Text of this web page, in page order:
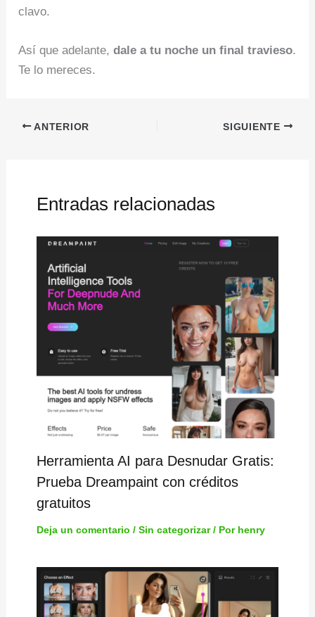
clavo.
Así que adelante,dale a tu noche un final travieso.
Te lo mereces.
ANTERIOR SIGUIENTE
Entradas relacionadas
Herramienta AI para Desnudar Gratis:
Prueba Dreampaint con créditos
gratuitos
Deja un comentario / Sin categorizar/ Por henry